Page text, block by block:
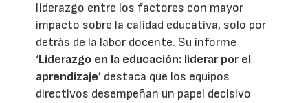
liderazgo entre los factores con mayor
impacto sobre la calidad educativa, solo por
detrás de la labor docente. Su informe
‘Liderazgo en la educación: liderar por el
aprendizaje’ destaca que los equipos
directivos desempeñan un papel decisivo